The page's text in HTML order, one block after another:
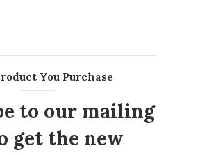
You Purchase
to our mailing
get the new